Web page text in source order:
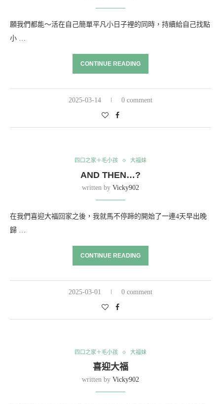
願我們都能～活在自己簡單平凡小日子裡的同時，持續給自己找點
小 …
CONTINUE READING
2025-03-14 0 comment
四口之家＋毛小孩 大福妹
AND THEN…?
written by Vicky902
在我們喜迎大福回家之後，我就馬不停蹄的開始了一連4天早出晚
歸 …
CONTINUE READING
2025-03-01 0 comment
四口之家＋毛小孩 大福妹
喜迎大福
written by Vicky902